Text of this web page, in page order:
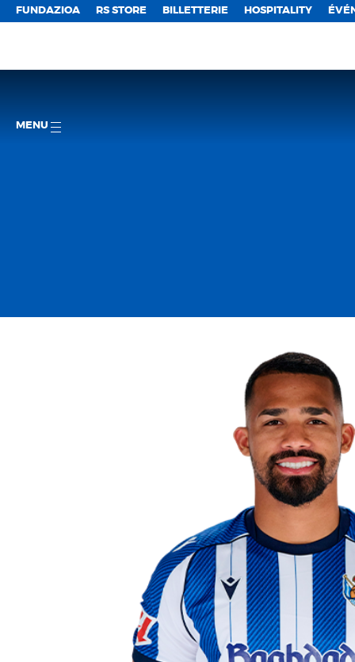
FUNDAZIOA RS STORE BILLETTERIE HOSPITALITY
MENU